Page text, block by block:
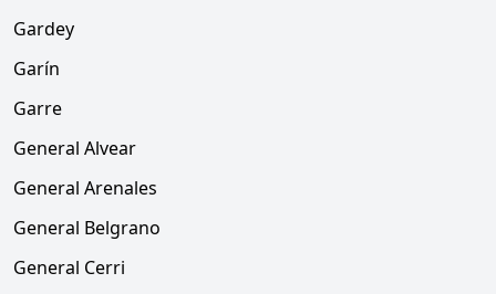
Gardey
Garín
Garre
General Alvear
General Arenales
General Belgrano
General Cerri